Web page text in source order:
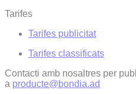
Tarifes
Tarifes publicitat
Tarifes classificats
Contacti amb nosaltres per
a producte@bondia.ad